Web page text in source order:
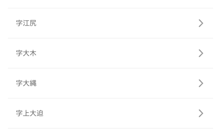
字江尻
字大木
字大縄
字上大迫